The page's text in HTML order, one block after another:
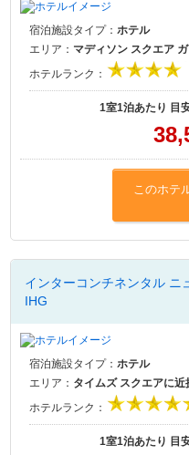
宿泊施設タイプ：ホテル
エリア： マディソン スクエア
ホテルランク：
1室1泊あたり 目
このホテ
インターコンチネンタル ニ
IHG
宿泊施設タイプ：ホテル
エリア： タイムズ スクエアに近
ホテルランク：
1室1泊あたり 目